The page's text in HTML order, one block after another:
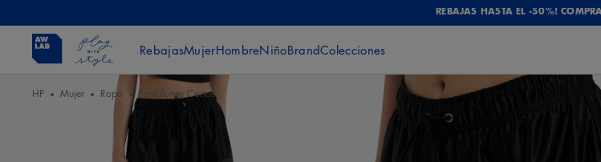
REBAJAS HASTA EL -50%!
RebajasMujerHombreNiñoBrandColecciones
HP Mujer Ropa Pantalones Cortos